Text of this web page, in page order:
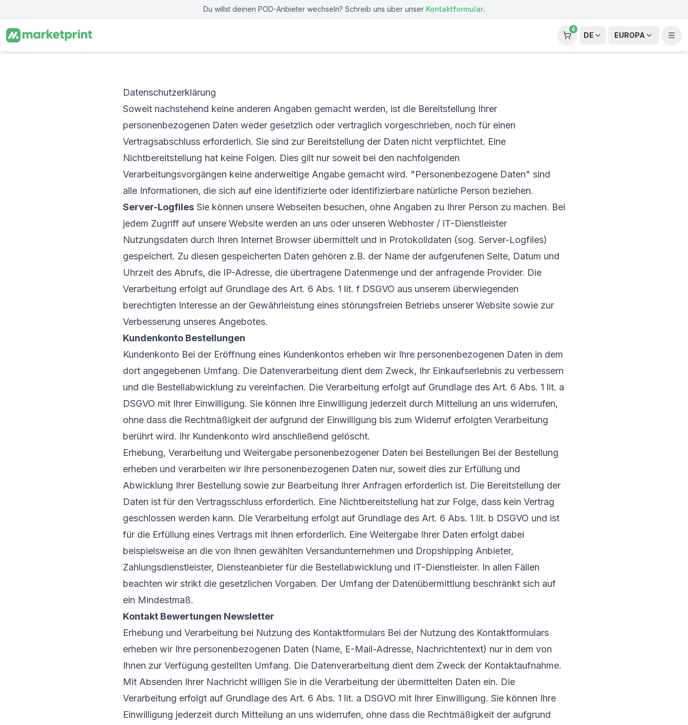
Du willst deinen POD-Anbieter wechseln? Schreib uns über unser Kontaktformular.
0
DE EUROPA
Datenschutzerklärung
Soweit nachstehend keine anderen Angaben gemacht werden, ist die Bereitstellung Ihrer
personenbezogenen Daten weder gesetzlich oder vertraglich vorgeschrieben, noch für einen
Vertragsabschluss erforderlich. Sie sind zur Bereitstellung der Daten nicht verpflichtet. Eine
Nichtbereitstellung hat keine Folgen. Dies gilt nur soweit bei den nachfolgenden
Verarbeitungsvorgängen keine anderweitige Angabe gemacht wird. "Personenbezogene Daten" sind
alle Informationen, die sich auf eine identifizierte oder identifizierbare natürliche Person beziehen.
Server-Logfiles Sie können unsere Webseiten besuchen, ohne Angaben zu Ihrer Person zu machen. Bei
jedem Zugriff auf unsere Website werden an uns oder unseren Webhoster / IT-Dienstleister
Nutzungsdaten durch Ihren Internet Browser übermittelt und in Protokolldaten (sog. Server-Logfiles)
gespeichert. Zu diesen gespeicherten Daten gehören z.B. der Name der aufgerufenen Seite, Datum und
Uhrzeit des Abrufs, die IP-Adresse, die übertragene Datenmenge und der anfragende Provider. Die
Verarbeitung erfolgt auf Grundlage des Art. 6 Abs. 1 lit. f DSGVO aus unserem überwiegenden
berechtigten Interesse an der Gewährleistung eines störungsfreien Betriebs unserer Website sowie zur
Verbesserung unseres Angebotes.
Kundenkonto Bestellungen
Kundenkonto Bei der Eröffnung eines Kundenkontos erheben wir Ihre personenbezogenen Daten in dem
dort angegebenen Umfang. Die Datenverarbeitung dient dem Zweck, Ihr Einkaufserlebnis zu verbessern
und die Bestellabwicklung zu vereinfachen. Die Verarbeitung erfolgt auf Grundlage des Art. 6 Abs. 1 lit. a
DSGVO mit Ihrer Einwilligung. Sie können Ihre Einwilligung jederzeit durch Mitteilung an uns widerrufen,
ohne dass die Rechtmäßigkeit der aufgrund der Einwilligung bis zum Widerruf erfolgten Verarbeitung
berührt wird. Ihr Kundenkonto wird anschließend gelöscht.
Erhebung, Verarbeitung und Weitergabe personenbezogener Daten bei Bestellungen Bei der Bestellung
erheben und verarbeiten wir Ihre personenbezogenen Daten nur, soweit dies zur Erfüllung und
Abwicklung Ihrer Bestellung sowie zur Bearbeitung Ihrer Anfragen erforderlich ist. Die Bereitstellung der
Daten ist für den Vertragsschluss erforderlich. Eine Nichtbereitstellung hat zur Folge, dass kein Vertrag
geschlossen werden kann. Die Verarbeitung erfolgt auf Grundlage des Art. 6 Abs. 1 lit. b DSGVO und ist
für die Erfüllung eines Vertrags mit Ihnen erforderlich. Eine Weitergabe Ihrer Daten erfolgt dabei
beispielsweise an die von Ihnen gewählten Versandunternehmen und Dropshipping Anbieter,
Zahlungsdienstleister, Diensteanbieter für die Bestellabwicklung und IT-Dienstleister. In allen Fällen
beachten wir strikt die gesetzlichen Vorgaben. Der Umfang der Datenübermittlung beschränkt sich auf
ein Mindestmaß.
Kontakt Bewertungen Newsletter
Erhebung und Verarbeitung bei Nutzung des Kontaktformulars Bei der Nutzung des Kontaktformulars
erheben wir Ihre personenbezogenen Daten (Name, E-Mail-Adresse, Nachrichtentext) nur in dem von
Ihnen zur Verfügung gestellten Umfang. Die Datenverarbeitung dient dem Zweck der Kontaktaufnahme.
Mit Absenden Ihrer Nachricht willigen Sie in die Verarbeitung der übermittelten Daten ein. Die
Verarbeitung erfolgt auf Grundlage des Art. 6 Abs. 1 lit. a DSGVO mit Ihrer Einwilligung. Sie können Ihre
Einwilligung jederzeit durch Mitteilung an uns widerrufen, ohne dass die Rechtmäßigkeit der aufgrund